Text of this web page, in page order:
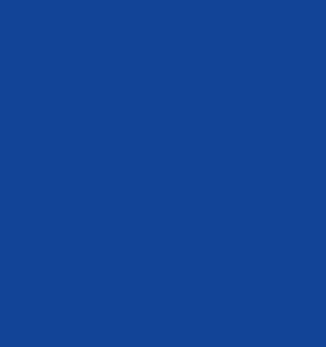
نیازهای مدیران مالی و
پروژه ها را به خوبی مدیریت
رشد یعنی افزایش تعداد
حسابداری می تواند کار خود را پیش ببرد اما وقتی که کارها
کند و در صورت بیشتر شدن
جدید قابل استفاده
آسیب های جدی به سازمان
ندارند و ممکن است به مشکل
پشتیبانی باید به صورت